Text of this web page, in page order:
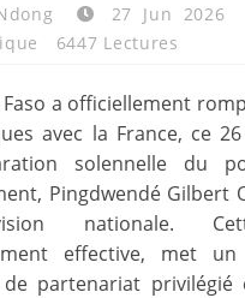
27 Jun 2026
6447 Lectures
Faso a officiellement
avec la France, ce
solennelle du
Pingdwendé Gilbert
nationale.
effective, met
de partenariat privilégié